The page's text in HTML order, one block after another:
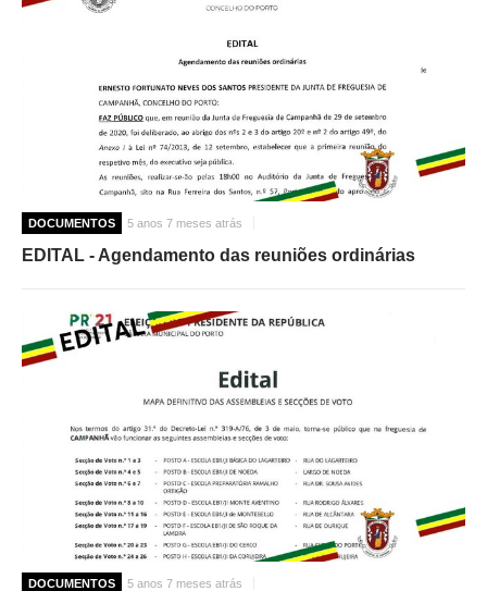
DOCUMENTOS 5 anos 7 meses atrás
EDITAL - Agendamento das reuniões ordinárias
DOCUMENTOS 5 anos 7 meses atrás